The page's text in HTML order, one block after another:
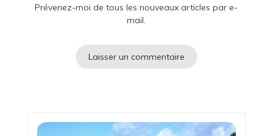
Prévenez-moi de tous les nouveaux articles par e-
mail.